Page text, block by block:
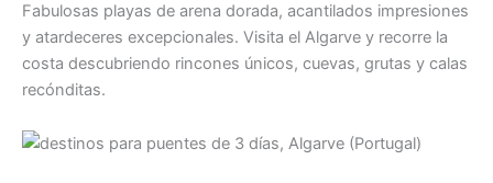
Fabulosas playas de arena dorada, acantilados impresiones
y atardeceres excepcionales. Visita el Algarve y recorre la
costa descubriendo rincones únicos, cuevas, grutas y calas
recónditas.